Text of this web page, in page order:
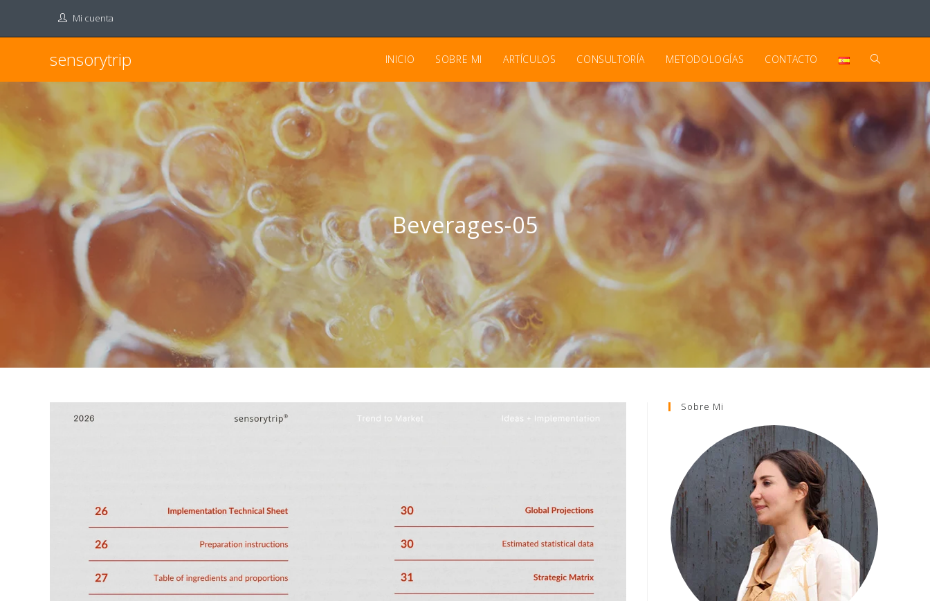
Mi cuenta
sensorytrip INICIO SOBRE MI ARTÍCULOS CONSULTORÍA METODOLOGÍAS CONTACTO
Beverages-05
Sobre Mi